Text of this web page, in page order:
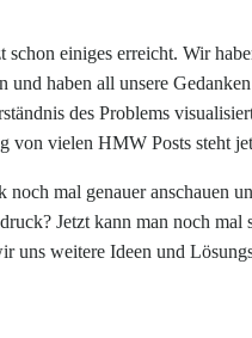
schon einiges erreicht. Wir
haben all unsere
des Problems
von vielen HMW Posts steht
mal genauer anschauen
Jetzt kann man noch mal
uns weitere Ideen und